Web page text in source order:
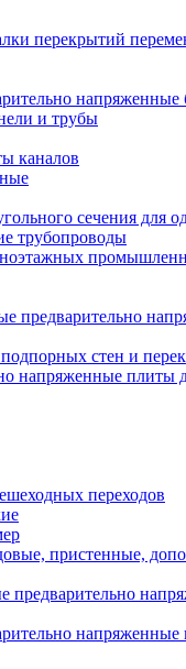
перекрытий
напряженные
и трубы
каналов
сечения для
трубопроводы
предварительно
стен и
напряженные плиты
переходов
пристенные,